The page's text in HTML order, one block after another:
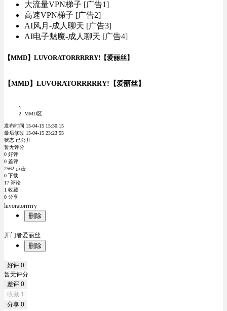
大流量VPN梯子 [广告1]
高速VPN梯子 [广告2]
AI风月-成人聊天 [广告3]
AI电子魅魔-成人聊天 [广告4]
【MMD】LUVORATORRRRRY!【爱丽丝】
【MMD】LUVORATORRRRRY!【爱丽丝】
MMD区
发布时间 15-04-15 15:30:15
最后修改 15-04-15 23:23:55
状态 已公开
暂无评分
0 好评
0 差评
2562 点击
0 下载
17 评论
1 收藏
0 分享
luvoratorrrrry
删除
开门者爱丽丝
删除
好评 0
暂无评分
差评 0
收藏 1
分享 0